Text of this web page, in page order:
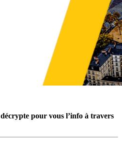
décrypte pour vous l’info à travers